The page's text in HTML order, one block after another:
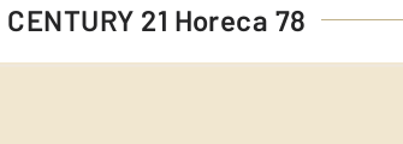
CENTURY 21 Horeca 78